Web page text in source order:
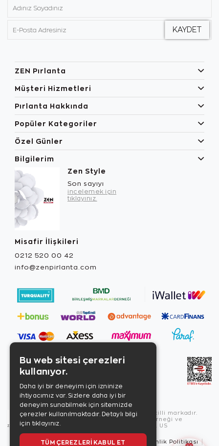
ZEN Pırlanta
Müşteri Hizmetleri
Pırlanta Hakkında
Popüler Kategoriler
Özel Günler
Bilgilerim
Zen Style
Son sayıyı
incelemek için
tıklayınız.
Misafir İlişkileri
0212 520 00 42
info@zenpirlanta.com
Copyright © 2026, Zen Diamond tescilli markadır.
Zen Diamond Birleşmiş Markalar Derneği ve
Turquality Destek Programı üyesidir. US
Kullanım Şartları Gizlilik İlkeleri Güvenlik Politikası
Bu web sitesi çerezleri
kullanıyor.
Daha iyi bir deneyim için izninize
ihtiyacımız var. Sizlere daha iyi bir
deneyim sunabilmek için sitemizde
çerezler kullanılmaktadır. Detaylı bilgi
için tıklayınız.
TÜM ÇEREZLERI KABUL ET